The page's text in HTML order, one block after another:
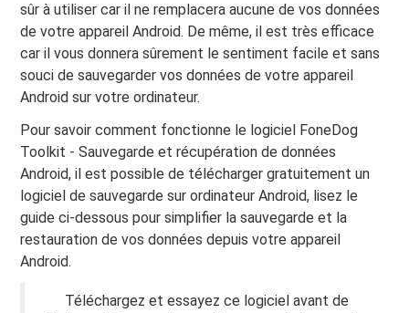
sûr à utiliser car il ne remplacera aucune de vos données
de votre appareil Android. De même, il est très efficace
car il vous donnera sûrement le sentiment facile et sans
souci de sauvegarder vos données de votre appareil
Android sur votre ordinateur.
Pour savoir comment fonctionne le logiciel FoneDog
Toolkit - Sauvegarde et récupération de données
Android, il est possible de télécharger gratuitement un
logiciel de sauvegarde sur ordinateur Android, lisez le
guide ci-dessous pour simplifier la sauvegarde et la
restauration de vos données depuis votre appareil
Android.
Téléchargez et essayez ce logiciel avant de